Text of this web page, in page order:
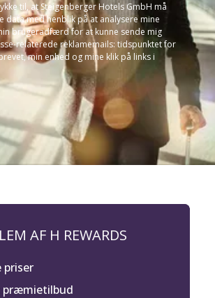
til, at Steigenberger Hotels GmbH må
data med henblik på at analysere mine
brugeradfærd for at kunne sende mig
relaterede reklamemails: tidspunktet for
min enhed og mine klik på links i
AF H REWARDS
priser